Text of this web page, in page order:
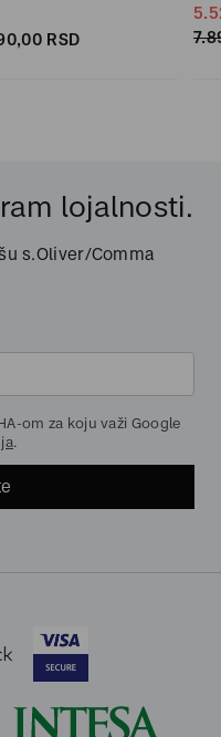
00 RSD
lojalnosti.
s.Oliver/Comma
om za koju važi Google
.